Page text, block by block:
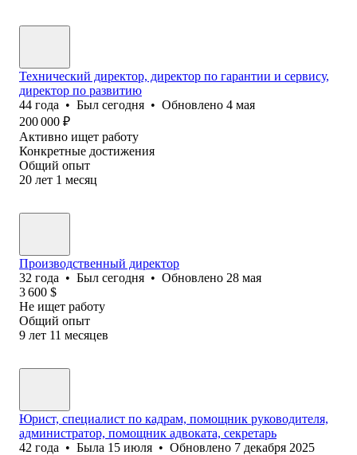
Технический директор, директор по гарантии и сервису,
директор по развитию
44 года • Был сегодня • Обновлено 4 мая
200 000 ₽
Активно ищет работу
Конкретные достижения
Общий опыт
20 лет 1 месяц
Производственный директор
32 года • Был сегодня • Обновлено 28 мая
3 600 $
Не ищет работу
Общий опыт
9 лет 11 месяцев
Юрист, специалист по кадрам, помощник руководителя,
администратор, помощник адвоката, секретарь
42 года • Была 15 июля • Обновлено 7 декабря 2025